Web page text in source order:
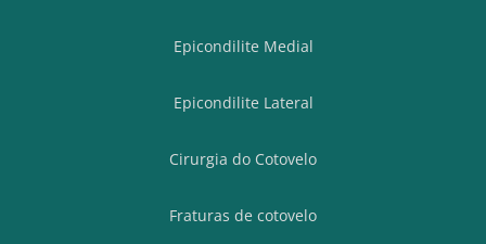
Epicondilite Medial
Epicondilite Lateral
Cirurgia do Cotovelo
Fraturas de cotovelo